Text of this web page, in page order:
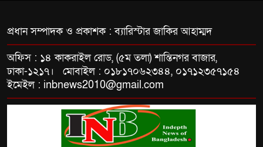
প্রধান সম্পাদক ও প্রকাশক : ব্যারিস্টার জাকির আহাম্মদ
অফিস : ১৪ কাকরাইল রোড, (৫ম তলা) শান্তিনগর বাজার,
ঢাকা-১২১৭। মোবাইল : ০১৮১৭০৬২৩৪৪, ০১৭১২৩৫৭১৫৪
ইমেইল : inbnews2010@gmail.com